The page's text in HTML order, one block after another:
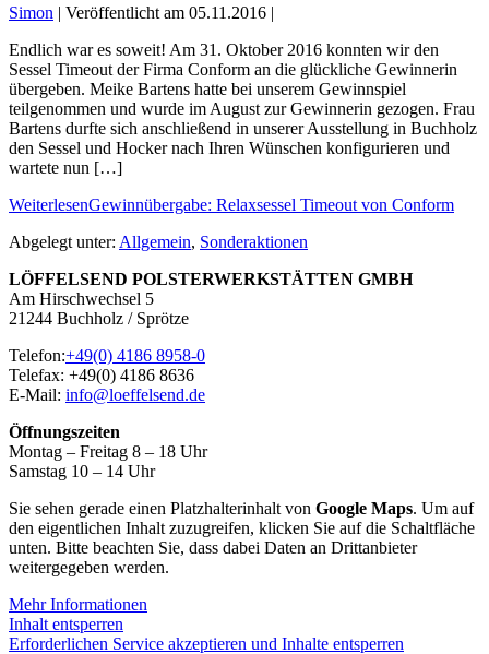
Simon | Veröffentlicht am 05.11.2016 |
Endlich war es soweit! Am 31. Oktober 2016 konnten wir den
Sessel Timeout der Firma Conform an die glückliche Gewinnerin
übergeben. Meike Bartens hatte bei unserem Gewinnspiel
teilgenommen und wurde im August zur Gewinnerin gezogen. Frau
Bartens durfte sich anschließend in unserer Ausstellung in Buchholz
den Sessel und Hocker nach Ihren Wünschen konfigurieren und
wartete nun […]
WeiterlesenGewinnübergabe: Relaxsessel Timeout von Conform
Abgelegt unter: Allgemein, Sonderaktionen
LÖFFELSEND POLSTERWERKSTÄTTEN GMBH
Am Hirschwechsel 5
21244 Buchholz / Sprötze
Telefon:+49(0) 4186 8958-0
Telefax: +49(0) 4186 8636
E-Mail: info@loeffelsend.de
Öffnungszeiten
Montag – Freitag 8 – 18 Uhr
Samstag 10 – 14 Uhr
Sie sehen gerade einen Platzhalterinhalt von Google Maps. Um auf
den eigentlichen Inhalt zuzugreifen, klicken Sie auf die Schaltfläche
unten. Bitte beachten Sie, dass dabei Daten an Drittanbieter
weitergegeben werden.
Mehr Informationen
Inhalt entsperren
Erforderlichen Service akzeptieren und Inhalte entsperren